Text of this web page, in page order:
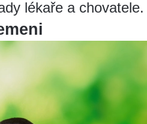
lékaře a chovatele.